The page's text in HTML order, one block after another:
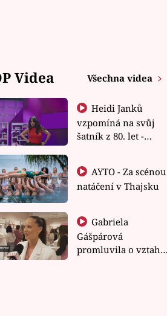
Videa Všechna videa
Heidi Janků
vzpomíná na svůj
šatník z 80. let -
natáčení v Thajsku
Gabriela
Gášpárová
promluvila o vztahu